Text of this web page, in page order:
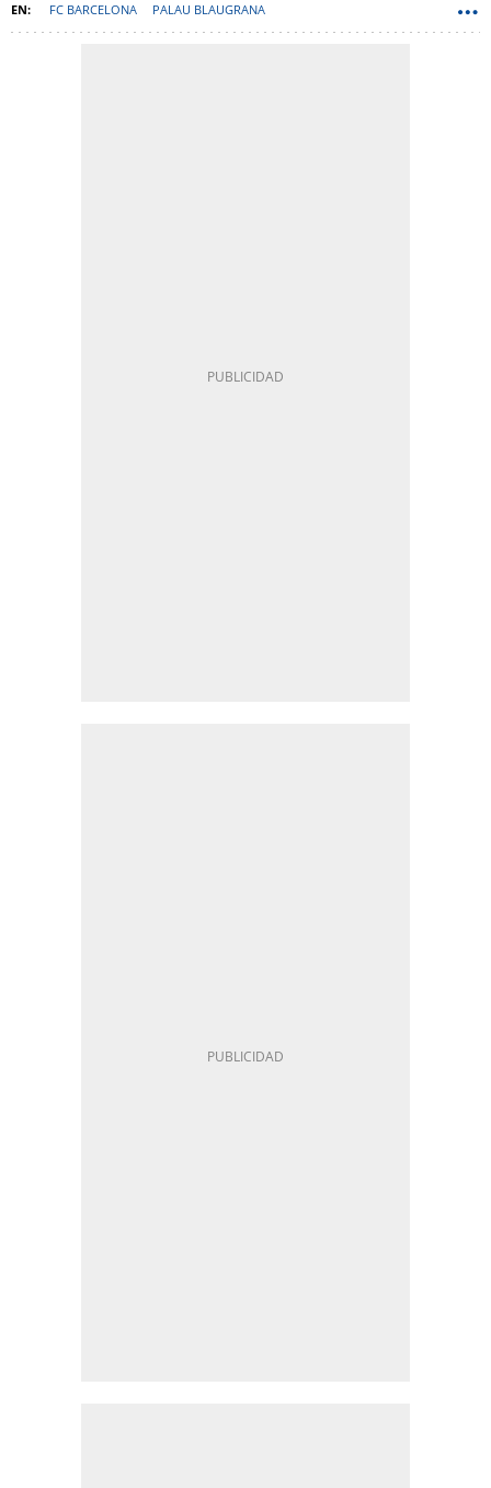
FC BARCELONA PALAU BLAUGRANA